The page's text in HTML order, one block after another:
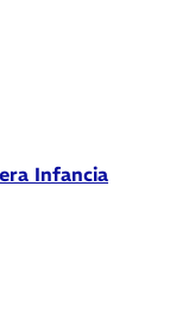
Infancia